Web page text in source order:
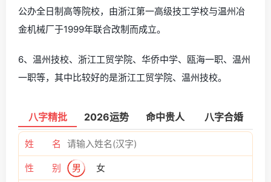
公办全日制高等院校，由浙江第一高级技工学校与温州冶
金机械厂于1999年联合改制而成立。
6、温州技校、浙江工贸学院、华侨中学、瓯海一职、温州
一职等，其中比较好的是浙江工贸学院、温州技校。
八字精批 2026运势 命中贵人 八字合婚
姓 名
性 别 男 女